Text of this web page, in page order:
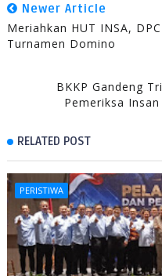
Newer Article
Meriahkan HUT INSA,
Turnamen Domino
BKKP Gandeng
Pemeriksa
RELATED POST
PERISTIWA